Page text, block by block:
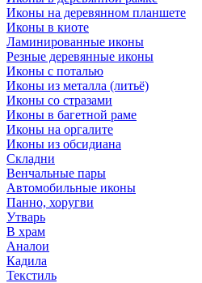
Иконы на деревянном планшете
Иконы в киоте
Ламинированные иконы
Резные деревянные иконы
Иконы с поталью
Иконы из металла (литьё)
Иконы со стразами
Иконы в багетной раме
Иконы на оргалите
Иконы из обсидиана
Складни
Венчальные пары
Автомобильные иконы
Панно, хоругви
Утварь
В храм
Аналои
Кадила
Текстиль